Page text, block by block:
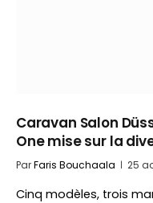
Caravan Salon
One mise sur la
ParFaris Bouchaala 25
Cinq modèles, trois